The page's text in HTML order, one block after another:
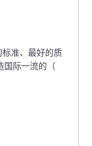
准、最好的质
国际一流的（